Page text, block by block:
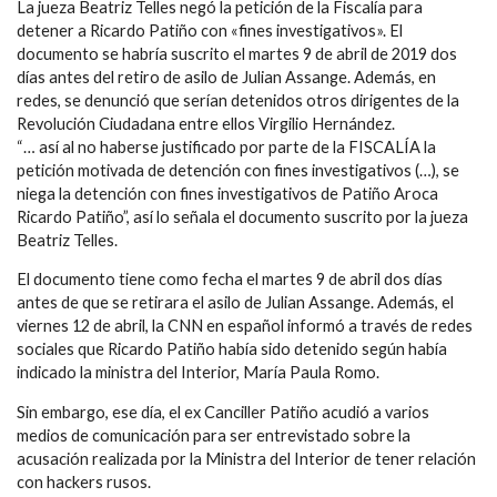
La jueza Beatriz Telles negó la petición de la Fiscalía para
detener a Ricardo Patiño con «fines investigativos». El
documento se habría suscrito el martes 9 de abril de 2019 dos
días antes del retiro de asilo de Julian Assange. Además, en
redes, se denunció que serían detenidos otros dirigentes de la
Revolución Ciudadana entre ellos Virgilio Hernández.
“… así al no haberse justificado por parte de la FISCALÍA la
petición motivada de detención con fines investigativos (…), se
niega la detención con fines investigativos de Patiño Aroca
Ricardo Patiño”, así lo señala el documento suscrito por la jueza
Beatriz Telles.
El documento tiene como fecha el martes 9 de abril dos días
antes de que se retirara el asilo de Julian Assange. Además, el
viernes 12 de abril, la CNN en español informó a través de redes
sociales que Ricardo Patiño había sido detenido según había
indicado la ministra del Interior, María Paula Romo.
Sin embargo, ese día, el ex Canciller Patiño acudió a varios
medios de comunicación para ser entrevistado sobre la
acusación realizada por la Ministra del Interior de tener relación
con hackers rusos.